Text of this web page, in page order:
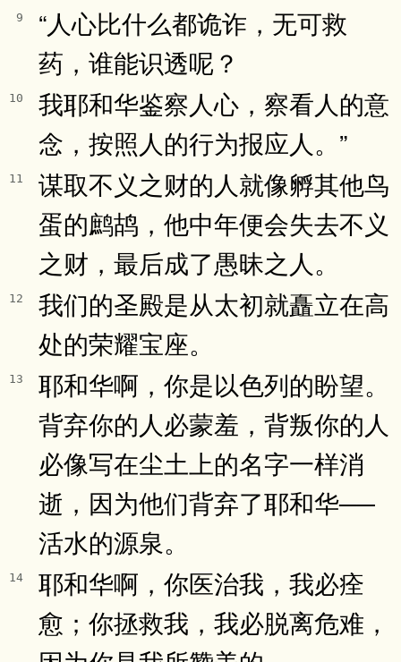
9
“人心比什么都诡诈，无可救
药，谁能识透呢？
10
我耶和华鉴察人心，察看人的意
念，按照人的行为报应人。”
11
谋取不义之财的人就像孵其他鸟
蛋的鹧鸪，他中年便会失去不义
之财，最后成了愚昧之人。
12
我们的圣殿是从太初就矗立在高
处的荣耀宝座。
13
耶和华啊，你是以色列的盼望。
背弃你的人必蒙羞，背叛你的人
必像写在尘土上的名字一样消
逝，因为他们背弃了耶和华──
活水的源泉。
14
耶和华啊，你医治我，我必痊
愈；你拯救我，我必脱离危难，